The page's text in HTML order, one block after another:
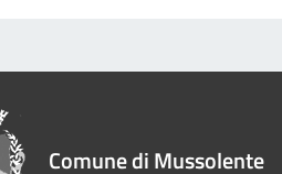
Comune di Mussolente